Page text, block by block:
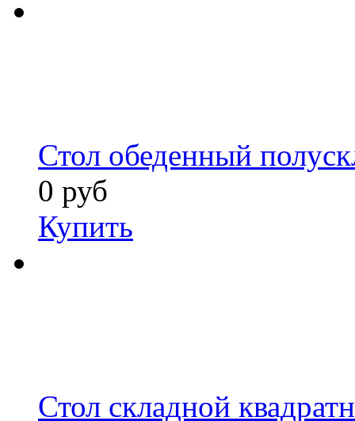
Стол обеденный
0 руб
Купить
Стол складной